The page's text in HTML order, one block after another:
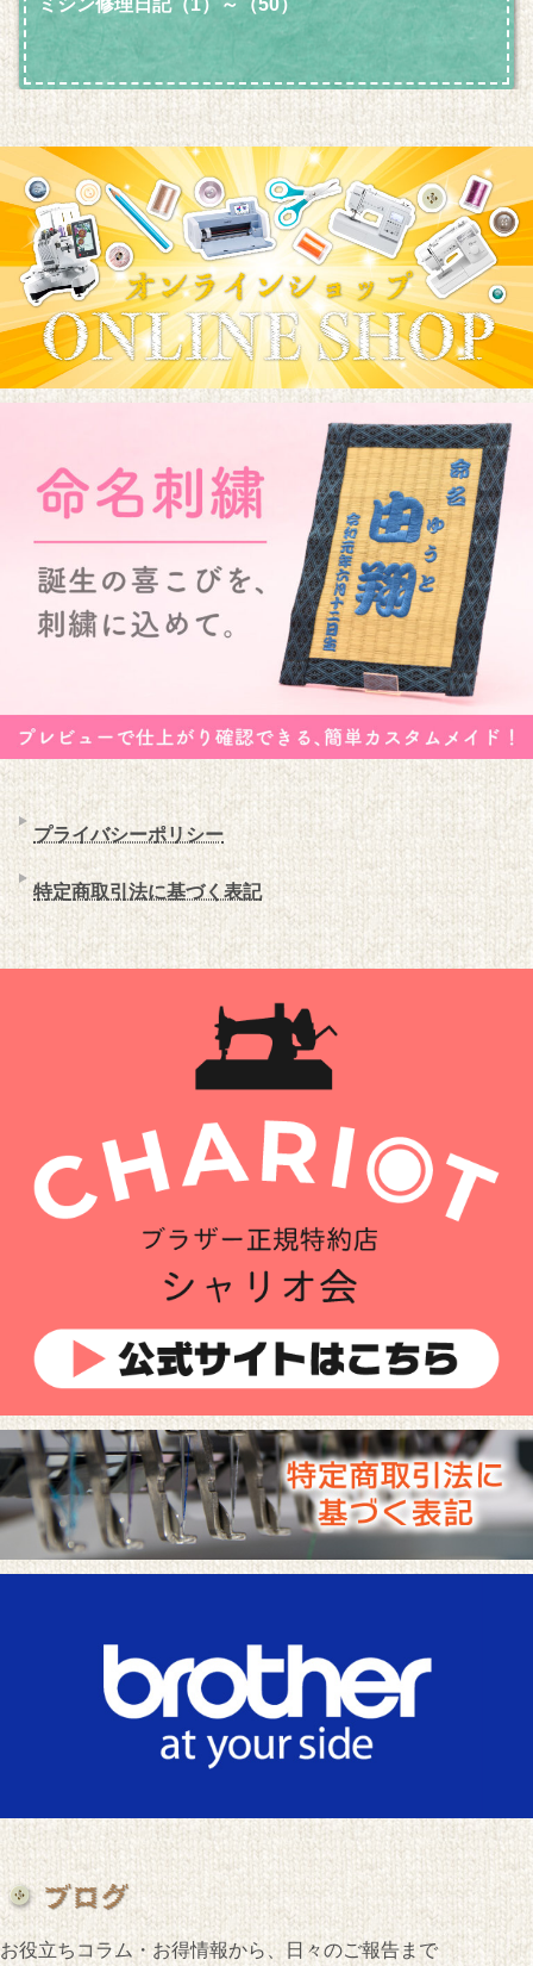
ミシン修理日記（1）～（50）
プライバシーポリシー
特定商取引法に基づく表記
お役立ちコラム・お得情報から、日々のご報告まで